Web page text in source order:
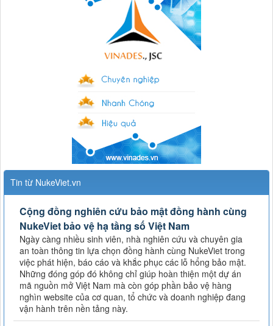
Tin từ NukeViet.vn
Cộng đồng nghiên cứu bảo mật đồng hành cùng
NukeViet bảo vệ hạ tầng số Việt Nam
Ngày càng nhiều sinh viên, nhà nghiên cứu và chuyên gia
an toàn thông tin lựa chọn đồng hành cùng NukeViet trong
việc phát hiện, báo cáo và khắc phục các lỗ hổng bảo mật.
Những đóng góp đó không chỉ giúp hoàn thiện một dự án
mã nguồn mở Việt Nam mà còn góp phần bảo vệ hàng
nghìn website của cơ quan, tổ chức và doanh nghiệp đang
vận hành trên nền tảng này.